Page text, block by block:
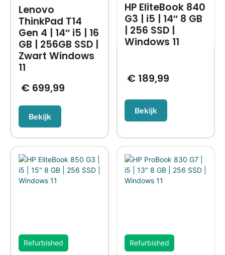
Lenovo
ThinkPad T14
Gen 4 | 14″ i5 | 16
GB | 256GB SSD |
Zwart Windows
11
€699,99
Bekijk
HP EliteBook 840
G3 | i5 | 14″ 8 GB
| 256 SSD |
Windows 11
€ 189,99
Bekijk
Refurbished Refurbished